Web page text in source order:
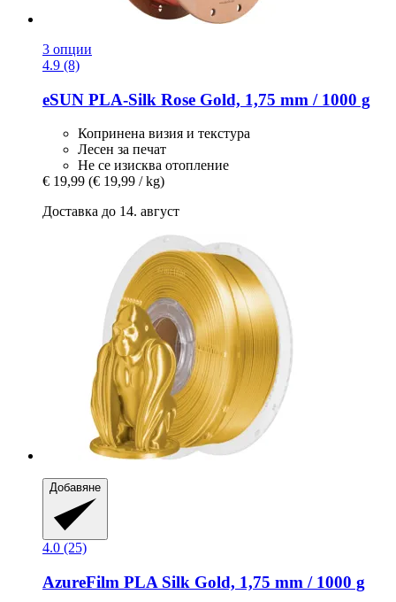
3 опции
4.9 (8)
eSUN PLA-​Silk Rose Gold, 1,75 mm / 1000 g
Копринена визия и текстура
Лесен за печат
Не се изисква отопление
€ 19,99 (€ 19,99 / kg)
Доставка до 14. август
Добавяне
4.0 (25)
AzureFilm PLA Silk Gold, 1,75 mm / 1000 g